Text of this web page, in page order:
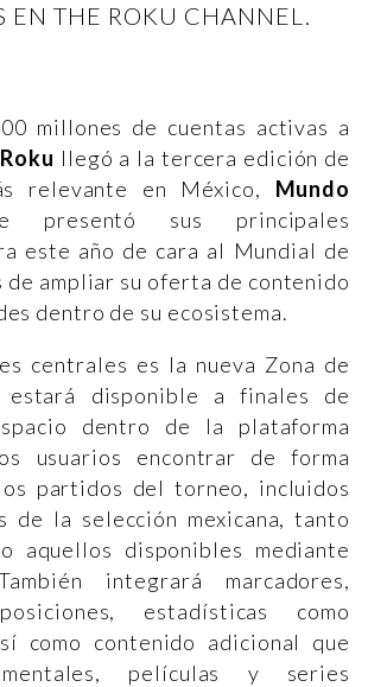
EN THE ROKU CHANNEL.
millones de cuentas activas a
Roku llegó a la tercera edición de
relevante en México, Mundo
presentó sus principales
este año de cara al Mundial de
de ampliar su oferta de contenido
dentro de su ecosistema.
centrales es la nueva Zona de
estará disponible a finales de
dentro de la plataforma
usuarios encontrar de forma
partidos del torneo, incluidos
de la selección mexicana, tanto
aquellos disponibles mediante
integrará marcadores,
estadísticas como
como contenido adicional que
películas y series